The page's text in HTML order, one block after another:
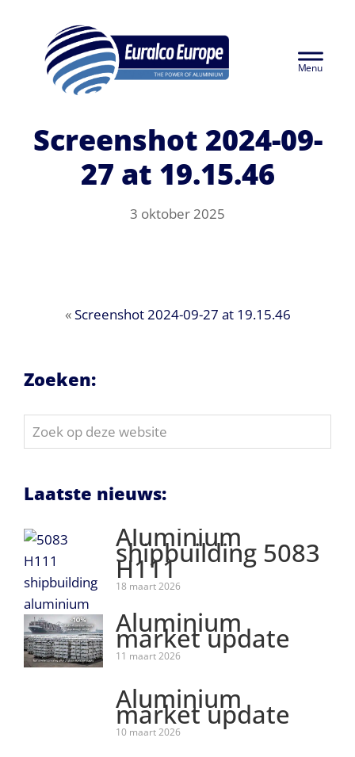
naar
de
hoofd
inhoud
Euralco Europe -
The Power of
Header
Screenshot 2024-09-
27 at 19.15.46
3 oktober 2025
«Screenshot 2024-09-27 at 19.15.46
Zoeken:
Zoek
op
website
Laatste nieuws:
Aluminium
shipbuilding 5083
H111
18 maart 2026
Aluminium
market update
11 maart 2026
Aluminium
market update
10 maart 2026